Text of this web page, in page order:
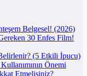
Belgesel! (2026)
30 Enfes Film!
(5 Etkili İpucu)
Önemi
Etmelisiniz?